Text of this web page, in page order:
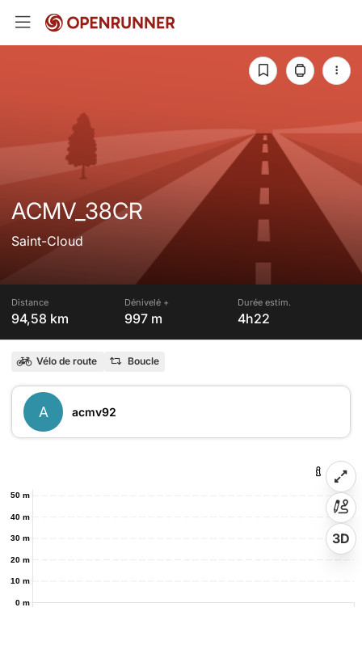
ACMV_38CR
Saint-Cloud
Distance
94,58 km
Dénivelé +
997 m
Durée estim.
4h22
Vélo de route Boucle
A acmv92
0 m
10 m
20 m
30 m
40 m
50 m
3D